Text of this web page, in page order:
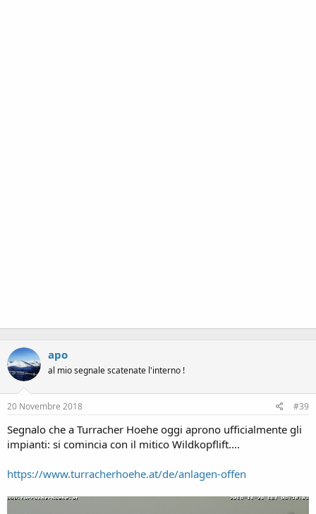
apo
al mio segnale scatenate l'interno !
20 Novembre 2018 #39
Segnalo che a Turracher Hoehe oggi aprono ufficialmente gli
impianti: si comincia con il mitico Wildkopflift....
https://www.turracherhoehe.at/de/anlagen-offen